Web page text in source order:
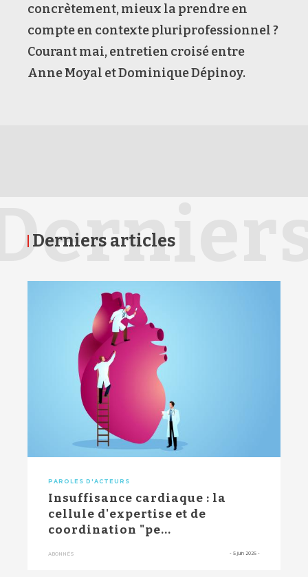
concrètement, mieux la prendre en
compte en contexte pluriprofessionnel ?
Courant mai, entretien croisé entre
Anne Moyal et Dominique Dépinoy.
Derniers articles
PAROLES D'ACTEURS
Insuffisance cardiaque : la
cellule d'expertise et de
coordination "pe...
ABONNÉS - 5 juin 2026 -